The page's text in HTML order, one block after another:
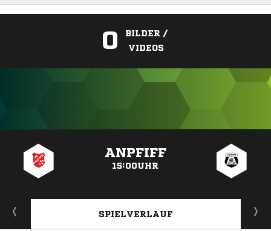
0
BILDER /
VIDEOS
ANPFIFF
15:00UHR
SPIELVERLAUF